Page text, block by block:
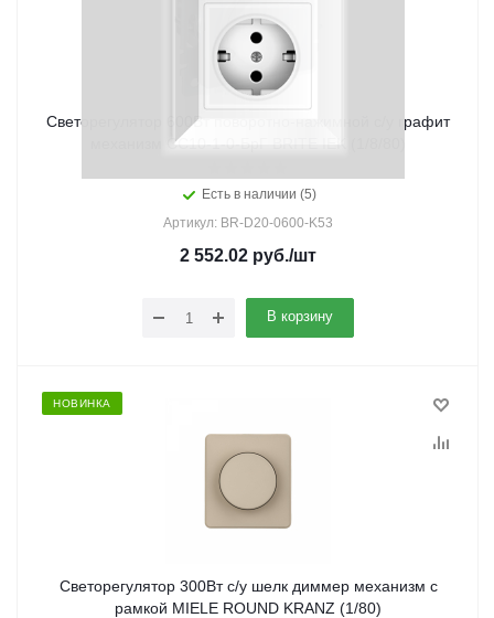
Светорегулятор 600Вт поворотно-нажимной с/у графит
механизм СС10-1-0-БрГ BRITE IEK (1/8/80)
Есть в наличии (5)
Артикул: BR-D20-0600-K53
2 552.02 руб./шт
В корзину
НОВИНКА
Светорегулятор 300Вт с/у шелк диммер механизм с
рамкой MIELE ROUND KRANZ (1/80)